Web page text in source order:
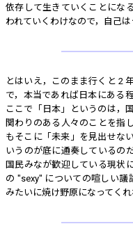
依存して生きていくことにな
われていくわけなので，自己は
とはいえ，このまま行くと 2
で，本当であれば日本にある
ここで「日本」というのは，
関わりのある人々のことを指
もそこに「未来」を見出せな
いうのが底に通奏しているの
国民みなが歓迎している現状
の "sexy" についての喧しい
みたいに焼け野原になってく